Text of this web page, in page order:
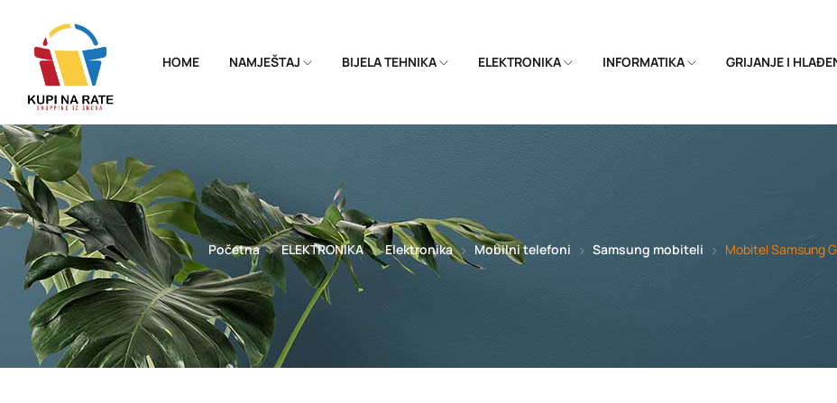
HOME NAMJEŠTAJ BIJELA TEHNIKA ELEKTRONIKA INFORMATIKA GRIJANJE I
Početna ELEKTRONIKA Elektronika Mobilni telefoni Samsung mobiteli Mobitel Samsung